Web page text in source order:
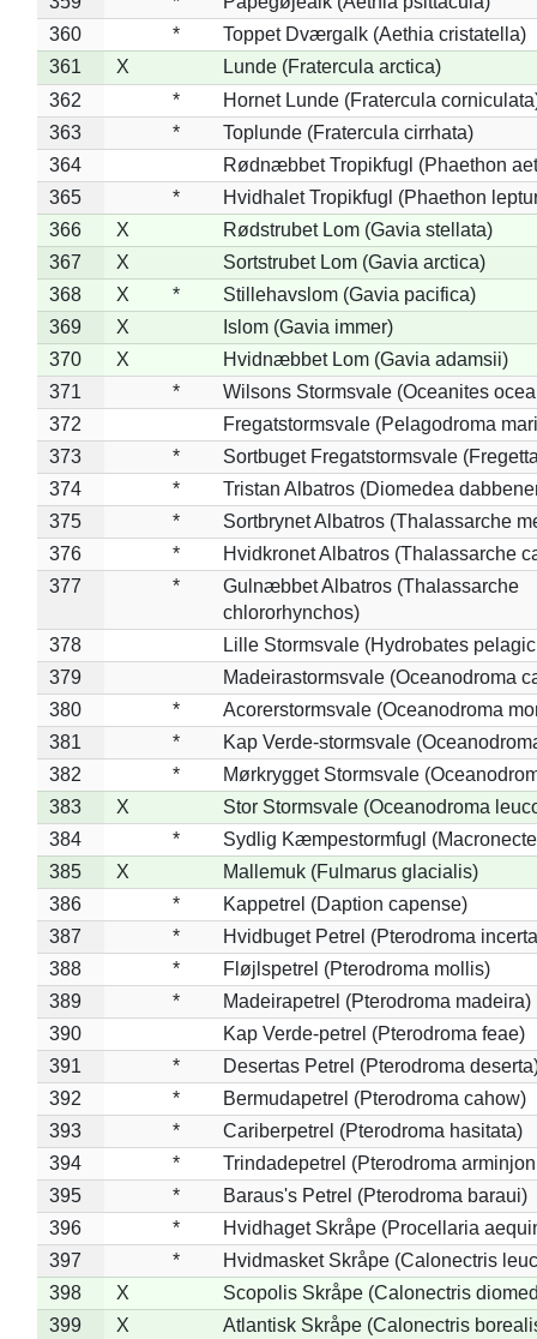
360
*
Toppet Dværgalk (Aethia cristatella)
361
X
Lunde (Fratercula arctica)
362
*
Hornet Lunde (Fratercula
363
*
Toplunde (Fratercula cirrhata)
364
Rødnæbbet Tropikfugl (Phaethon
365
*
Hvidhalet Tropikfugl (Phaethon
366
X
Rødstrubet Lom (Gavia stellata)
367
X
Sortstrubet Lom (Gavia arctica)
368
X *
Stillehavslom (Gavia pacifica)
369
X
Islom (Gavia immer)
370
X
Hvidnæbbet Lom (Gavia adamsii)
371
*
Wilsons Stormsvale (Oceanites
372
Fregatstormsvale (Pelagodroma
373
*
Sortbuget Fregatstormsvale
374
*
Tristan Albatros (Diomedea
375
*
Sortbrynet Albatros (Thalassarche
376
*
Hvidkronet Albatros (Thalassarche
377
*
Gulnæbbet Albatros (Thalassarche
chlororhynchos)
378
Lille Stormsvale (Hydrobates
379
Madeirastormsvale (Oceanodroma
380
*
Acorerstormsvale (Oceanodroma
381
*
Kap Verde-stormsvale
382
*
Mørkrygget Stormsvale
383
X
Stor Stormsvale (Oceanodroma
384
*
Sydlig Kæmpestormfugl
385
X
Mallemuk (Fulmarus glacialis)
386
*
Kappetrel (Daption capense)
387
*
Hvidbuget Petrel (Pterodroma
388
*
Fløjlspetrel (Pterodroma mollis)
389
*
Madeirapetrel (Pterodroma madeira)
390
Kap Verde-petrel (Pterodroma feae)
391
*
Desertas Petrel (Pterodroma
392
*
Bermudapetrel (Pterodroma cahow)
393
*
Cariberpetrel (Pterodroma hasitata)
394
*
Trindadepetrel (Pterodroma
395
*
Baraus's Petrel (Pterodroma baraui)
396
*
Hvidhaget Skråpe (Procellaria
397
*
Hvidmasket Skråpe (Calonectris
398
X
Scopolis Skråpe (Calonectris
399
X
Atlantisk Skråpe (Calonectris